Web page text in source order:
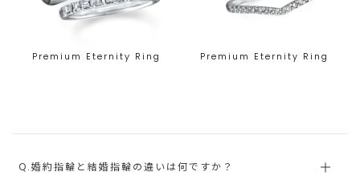
Premium Eternity Ring Premium Eternity Ring
Q.婚約指輪と結婚指輪の違いは何ですか？